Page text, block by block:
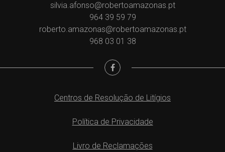
silvia.afonso@robertoamazonas.pt
964 39 59 79
roberto.amazonas@robertoamazonas.pt
968 03 01 38
Centros de Resolução de Litígios
Política de Privacidade
Livro de Reclamações